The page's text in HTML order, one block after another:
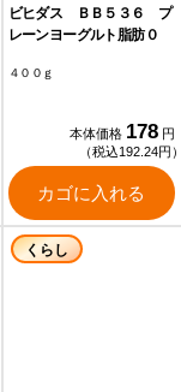
ビヒダス ＢＢ５３６ プ
レーンヨーグルト脂肪０
４００ｇ
本体価格 178 円
（税込192.24円
カゴに入れる
くらし